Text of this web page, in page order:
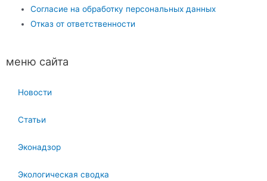
Согласие на обработку персональных данных
Отказ от ответственности
меню сайта
Новости
Статьи
Эконадзор
Экологическая сводка